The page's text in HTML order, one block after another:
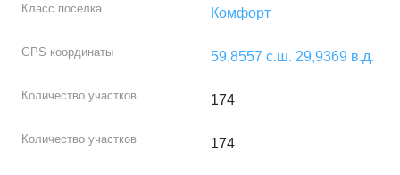
Класс поселка Комфорт
GPS координаты 59,8557 с.ш. 29,9369 в.д.
Количество участков 174
Количество участков 174